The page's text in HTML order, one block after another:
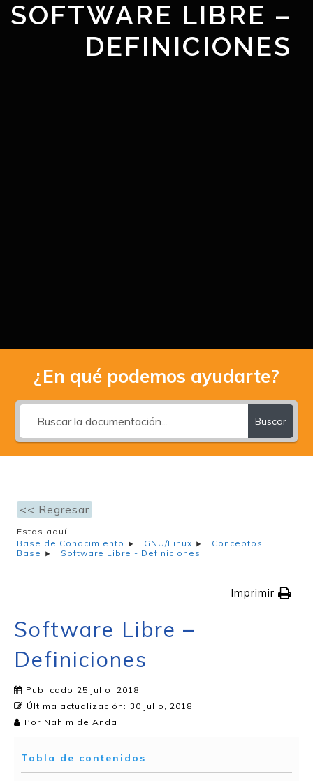
SOFTWARE LIBRE –
DEFINICIONES
¿En qué podemos ayudarte?
Buscar
<< Regresar
Estas aquí:
Base de Conocimiento
GNU/Linux
Conceptos
Base
Software Libre - Definiciones
Imprimir
Software Libre –
Definiciones
Publicado 25 julio, 2018
Última actualización: 30 julio, 2018
Por Nahim de Anda
Tabla de contenidos